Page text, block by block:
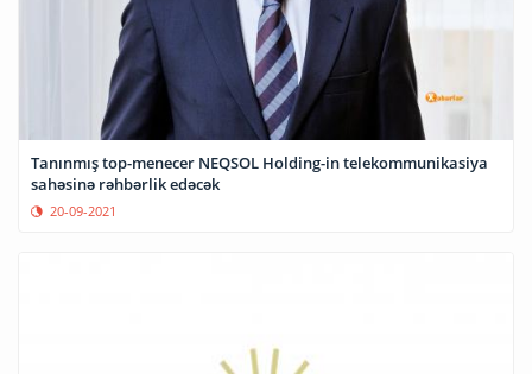
Tanınmış top-menecer NEQSOL Holding-in telekommunikasiya
sahəsinə rəhbərlik edəcək
20-09-2021